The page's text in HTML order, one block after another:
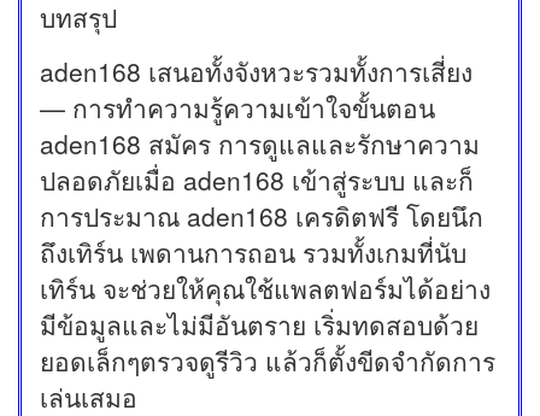
บทสรุป
aden168 เสนอทั้งจังหวะรวมทั้งการเสี่ยง
— การทำความรู้ความเข้าใจขั้นตอน
aden168 สมัคร การดูแลและรักษาความ
ปลอดภัยเมื่อ aden168 เข้าสู่ระบบ และก็
การประมาณ aden168 เครดิตฟรี โดยนึก
ถึงเทิร์น เพดานการถอน รวมทั้งเกมที่นับ
เทิร์น จะช่วยให้คุณใช้แพลตฟอร์มได้อย่าง
มีข้อมูลและไม่มีอันตราย เริ่มทดสอบด้วย
ยอดเล็กๆตรวจดูรีวิว แล้วก็ตั้งขีดจำกัดการ
เล่นเสมอ